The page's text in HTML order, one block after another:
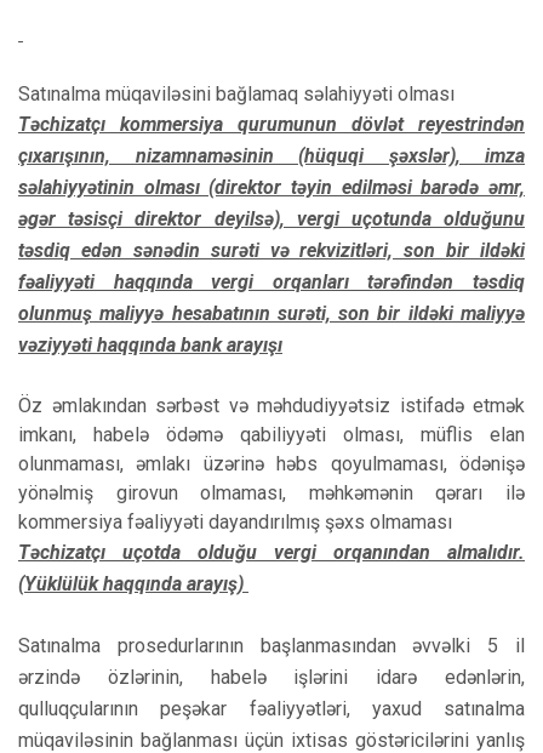
Satınalma müqaviləsini bağlamaq səlahiyyəti olması
Təchizatçı kommersiya qurumunun dövlət reyestrindən
çıxarışının, nizamnaməsinin (hüquqi şəxslər), imza
səlahiyyətinin olması (direktor təyin edilməsi barədə əmr,
əgər təsisçi direktor deyilsə), vergi uçotunda olduğunu
təsdiq edən sənədin surəti və rekvizitləri, son bir ildəki
fəaliyyəti haqqında vergi orqanları tərəfindən təsdiq
olunmuş maliyyə hesabatının surəti, son bir ildəki maliyyə
vəziyyəti haqqında bank arayışı
Öz əmlakından sərbəst və məhdudiyyətsiz istifadə etmək
imkanı, habelə ödəmə qabiliyyəti olması, müflis elan
olunmaması, əmlakı üzərinə həbs qoyulmaması, ödənişə
yönəlmiş girovun olmaması, məhkəmənin qərarı ilə
kommersiya fəaliyyəti dayandırılmış şəxs olmaması
Təchizatçı uçotda olduğu vergi orqanından almalıdır.
(Yüklülük haqqında arayış)
Satınalma prosedurlarının başlanmasından əvvəlki 5 il
ərzində özlərinin, habelə işlərini idarə edənlərin,
qulluqçularının peşəkar fəaliyyətləri, yaxud satınalma
müqaviləsinin bağlanması üçün ixtisas göstəricilərini yanlış